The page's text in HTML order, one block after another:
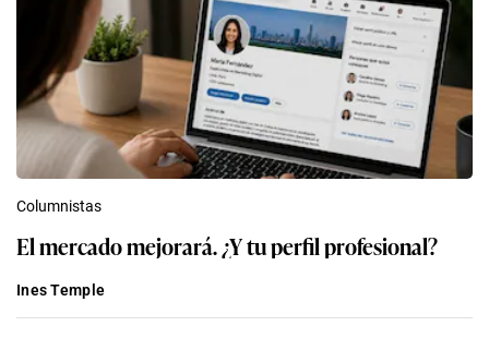
Columnistas
El mercado mejorará. ¿Y tu perfil profesional?
Ines Temple